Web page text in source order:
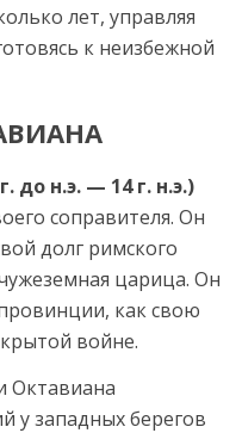
лет, управляя
к неизбежной
до н.э. — 14 г. н.э.)
соправителя. Он
долг римского
царица. Он
как свою
войне.
Октавиана
у западных берегов